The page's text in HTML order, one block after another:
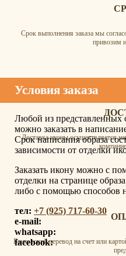
Срок выполнения заказа мы
привозим
Доставка иконы осуществляется
Банковский перевод на счет или
Условия заказа
Любой из представленных
можно заказать в
Срок написания образа
зависимости от отделки
Заказать икону можно с
отделки на странице
либо с помощью способов
тел: +7 (925) 717-60-30
e-mail:
whatsapp:
facebook: